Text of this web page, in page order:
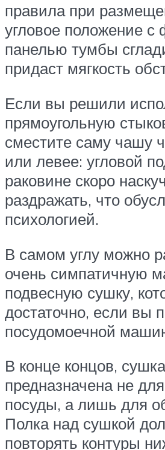
правила при
угловое положение с
панелью тумбы
придаст мягкость
Если вы решили
прямоугольную
сместите саму чашу
или левее: угловой
раковине скоро
раздражать, что
психологией.
В самом углу можно
очень симпатичную
подвесную сушку,
достаточно, если вы
посудомоечной
В конце концов, сушка
предназначена не
посуды, а лишь для
Полка над сушкой
повторять контуры